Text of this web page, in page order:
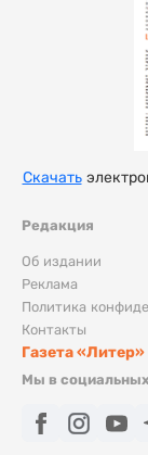
Редакция
Об издании
Реклама
Политика
Контакты
Газета «Литер»
Мы в
Скачать